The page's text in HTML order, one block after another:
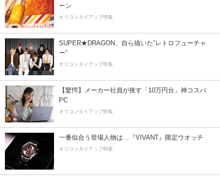
ーン
オリコンタイアップ特集
SUPER★DRAGON、自ら描いた”レトロフューチャ
ー”
オリコンタイアップ特集
【驚愕】メーカー社員が推す「10万円台」神コスパ
PC
オリコンタイアップ特集
一番似合う登場人物は…『VIVANT』限定ウオッチ
オリコンタイアップ特集